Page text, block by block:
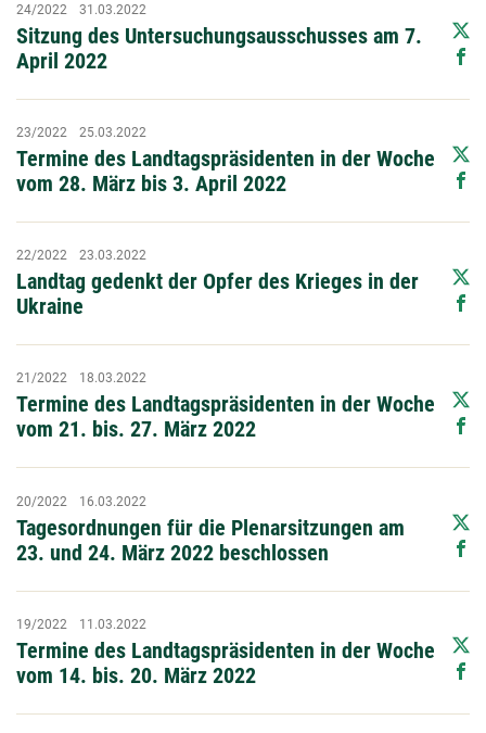
Sitzung des Untersuchungsausschusses am 7.
April 2022
24/2022 31.03.2022
Termine des Landtagspräsidenten in der Woche
vom 28. März bis 3. April 2022
23/2022 25.03.2022
Landtag gedenkt der Opfer des Krieges in der
Ukraine
22/2022 23.03.2022
Termine des Landtagspräsidenten in der Woche
vom 21. bis. 27. März 2022
21/2022 18.03.2022
Tagesordnungen für die Plenarsitzungen am
23. und 24. März 2022 beschlossen
20/2022 16.03.2022
Termine des Landtagspräsidenten in der Woche
vom 14. bis. 20. März 2022
19/2022 11.03.2022